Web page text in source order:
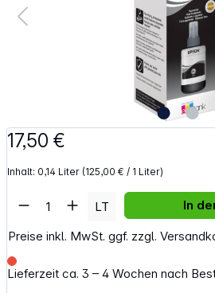
17,50 €
Inhalt: 0,14 Liter (125,00 € / 1 Liter)
Preise inkl. MwSt. ggf. zzgl.
Lieferzeit ca. 3 – 4 Wochen nach
Artikel Anzahl: Gib den
LT In